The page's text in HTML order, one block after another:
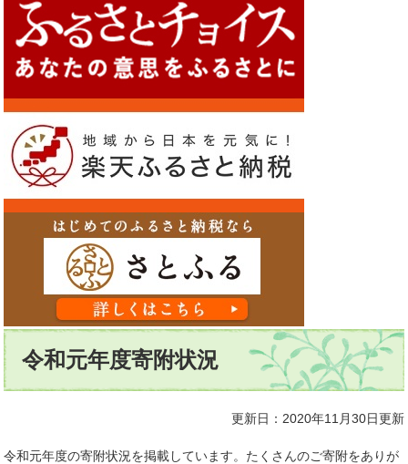
本
文
令和元年度寄附状況
更新日：2020年11月30日更新
令和元年度の寄附状況を掲載しています。たくさんのご寄附をありが